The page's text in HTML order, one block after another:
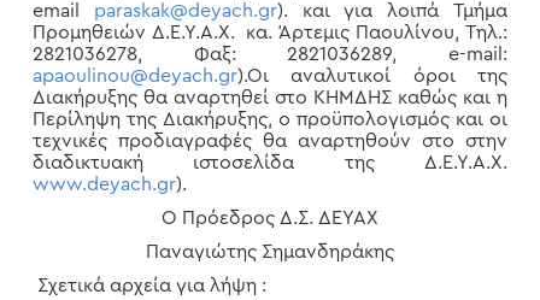
email paraskak@deyach.gr). και για λοιπά Τμήμα
Προμηθειών Δ.Ε.Υ.Α.Χ. κα. Άρτεμις Παουλίνου, Τηλ.:
2821036278, Φαξ: 2821036289, e-mail:
apaoulinou@deyach.gr).Οι αναλυτικοί όροι της
Διακήρυξης θα αναρτηθεί στο ΚΗΜΔΗΣ καθώς και η
Περίληψη της Διακήρυξης, ο προϋπολογισμός και οι
τεχνικές προδιαγραφές θα αναρτηθούν στο στην
διαδικτυακή ιστοσελίδα της Δ.Ε.Υ.Α.Χ.
www.deyach.gr).
Ο Πρόεδρος Δ.Σ. ΔΕΥΑΧ
Παναγιώτης Σημανδηράκης
Σχετικά αρχεία για λήψη :